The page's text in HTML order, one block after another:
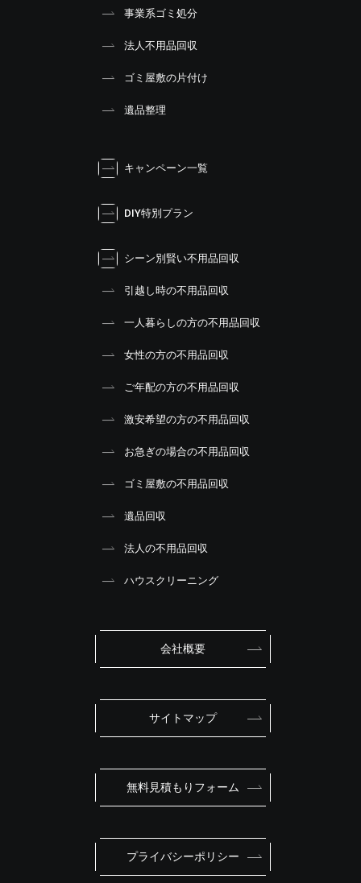
事業系ゴミ処分
法人不用品回収
ゴミ屋敷の片付け
遺品整理
キャンペーン一覧
DIY特別プラン
シーン別賢い不用品回収
引越し時の不用品回収
一人暮らしの方の不用品回収
女性の方の不用品回収
ご年配の方の不用品回収
激安希望の方の不用品回収
お急ぎの場合の不用品回収
ゴミ屋敷の不用品回収
遺品回収
法人の不用品回収
ハウスクリーニング
会社概要
サイトマップ
無料見積もりフォーム
プライバシーポリシー